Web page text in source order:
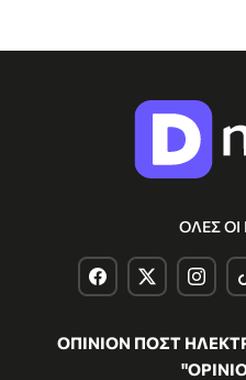
ΟΛΕΣ ΟΙ
ΟΠΙΝΙΟΝ ΠΟΣΤ